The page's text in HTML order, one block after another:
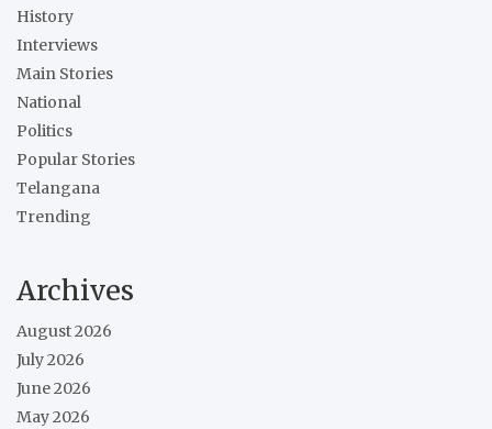
History
Interviews
Main Stories
National
Politics
Popular Stories
Telangana
Trending
Archives
August 2026
July 2026
June 2026
May 2026